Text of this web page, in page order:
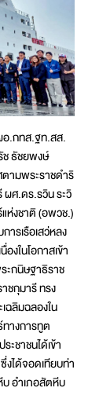
.กทส.ฐท.สส.
ธัชยพงษ์
ตามพระราชดำริ
ศ.ดร.รวิน ระวิ
งชาติ (อพวช.)
ารเรือเสว่หลง
งในโอกาสเข้า
ะกนิษฐาธิราช
ชกุมารี ทรง
ฉลิมฉลองใน
างการทูต
ชาชนได้เข้า
งได้จอดเทียบท่า
อำเภอสัตหีบ